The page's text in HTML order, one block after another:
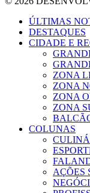
ÚLTIMAS
DESTAQUES
CIDADE E
ZONA
ZONA
ZONA
ZONA
COLUNAS
AÇÕES